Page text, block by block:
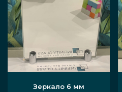
Зеркало 6 мм